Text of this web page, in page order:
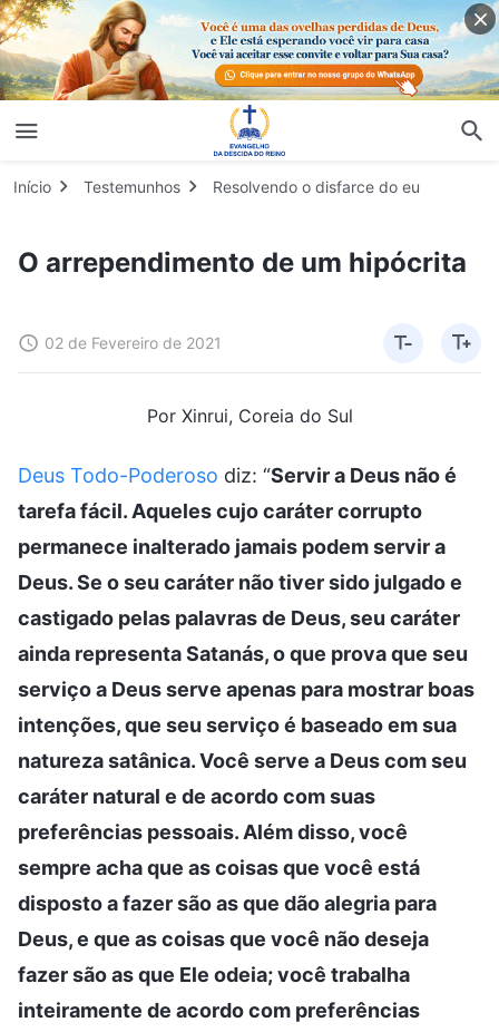
Início Testemunhos Resolvendo o disfarce do eu
O arrependimento de um hipócrita
02 de Fevereiro de 2021
Por Xinrui, Coreia do Sul
Deus Todo-Poderoso diz: “Servir a Deus não é
tarefa fácil. Aqueles cujo caráter corrupto
permanece inalterado jamais podem servir a
Deus. Se o seu caráter não tiver sido julgado e
castigado pelas palavras de Deus, seu caráter
ainda representa Satanás, o que prova que seu
serviço a Deus serve apenas para mostrar boas
intenções, que seu serviço é baseado em sua
natureza satânica. Você serve a Deus com seu
caráter natural e de acordo com suas
preferências pessoais. Além disso, você
sempre acha que as coisas que você está
disposto a fazer são as que dão alegria para
Deus, e que as coisas que você não deseja
fazer são as que Ele odeia; você trabalha
inteiramente de acordo com preferências